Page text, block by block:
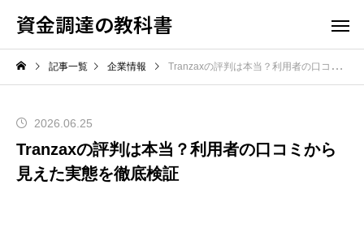
資金調達の教科書
記事一覧 企業情報 Tranzaxの評判は本当？利用者の口コミから見えた実態を徹底検証
2026.06.25
Tranzaxの評判は本当？利用者の口コミから
見えた実態を徹底検証